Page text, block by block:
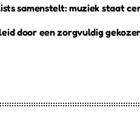
samenstelt: muziek staat
door een zorgvuldig